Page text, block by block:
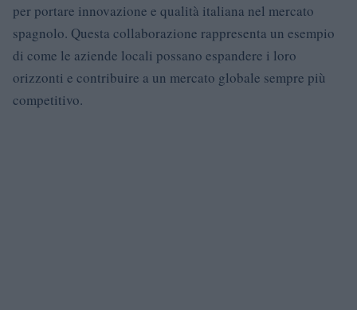
per portare innovazione e qualità italiana nel mercato
spagnolo. Questa collaborazione rappresenta un esempio
di come le aziende locali possano espandere i loro
orizzonti e contribuire a un mercato globale sempre più
competitivo.